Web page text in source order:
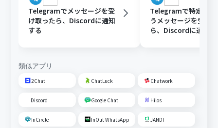
Telegramでメッセージを受
け取ったら、Discordに通知
する
Telegramで特定の条
うメッセージを受け
ら、Discordに通知
類似アプリ
2Chat ChatLuck Chatwork
Discord Google Chat Hilos
InCircle InOut WhatsApp JANDI